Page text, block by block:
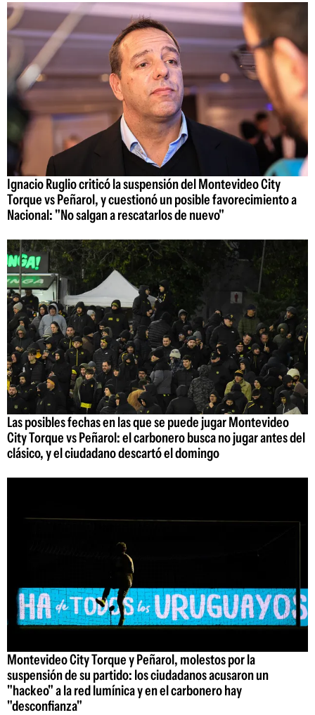
Ignacio Ruglio criticó la suspensión del Montevideo City
Torque vs Peñarol, y cuestionó un posible favorecimiento a
Nacional: "No salgan a rescatarlos de nuevo"
Las posibles fechas en las que se puede jugar Montevideo
City Torque vs Peñarol: el carbonero busca no jugar antes del
clásico, y el ciudadano descartó el domingo
Montevideo City Torque y Peñarol, molestos por la
suspensión de su partido: los ciudadanos acusaron un
"hackeo" a la red lumínica y en el carbonero hay
"desconfianza"